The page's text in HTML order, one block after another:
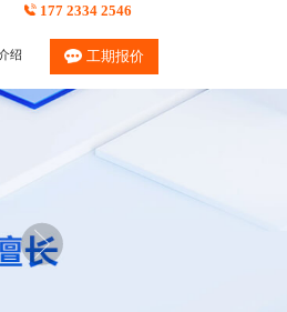
177 2334 2546
绍 工期报价